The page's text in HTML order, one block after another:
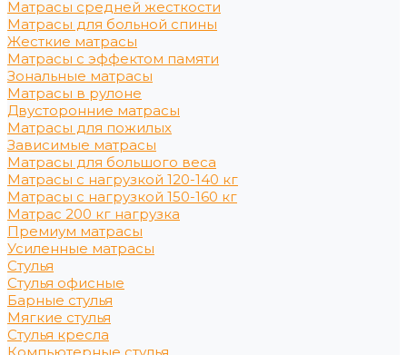
Матрасы средней жесткости
Матрасы для больной спины
Жесткие матрасы
Матрасы с эффектом памяти
Зональные матрасы
Матрасы в рулоне
Двусторонние матрасы
Матрасы для пожилых
Зависимые матрасы
Матрасы для большого веса
Матрасы с нагрузкой 120-140 кг
Матрасы с нагрузкой 150-160 кг
Матрас 200 кг нагрузка
Премиум матрасы
Усиленные матрасы
Стулья
Стулья офисные
Барные стулья
Мягкие стулья
Стулья кресла